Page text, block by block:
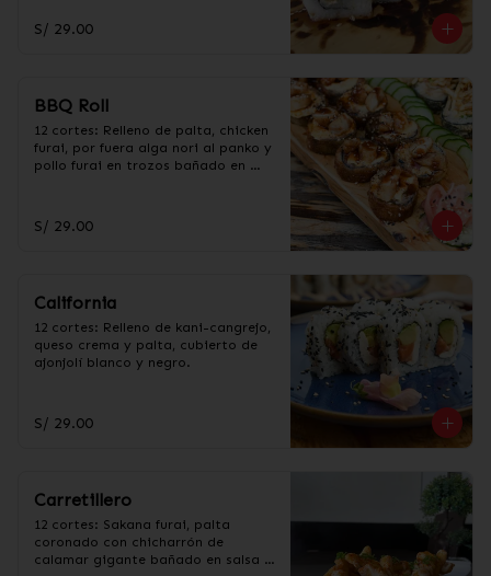
S/ 29.00
BBQ Roll
12 cortes: Relleno de palta, chicken
furai, por fuera alga nori al panko y
pollo furai en trozos bañado en
S/ 29.00
California
12 cortes: Relleno de kani-cangrejo,
queso crema y palta, cubierto de
ajonjolí blanco y negro.
S/ 29.00
Carretillero
12 cortes: Sakana furai, palta
coronado con chicharrón de
calamar gigante bañado en salsa